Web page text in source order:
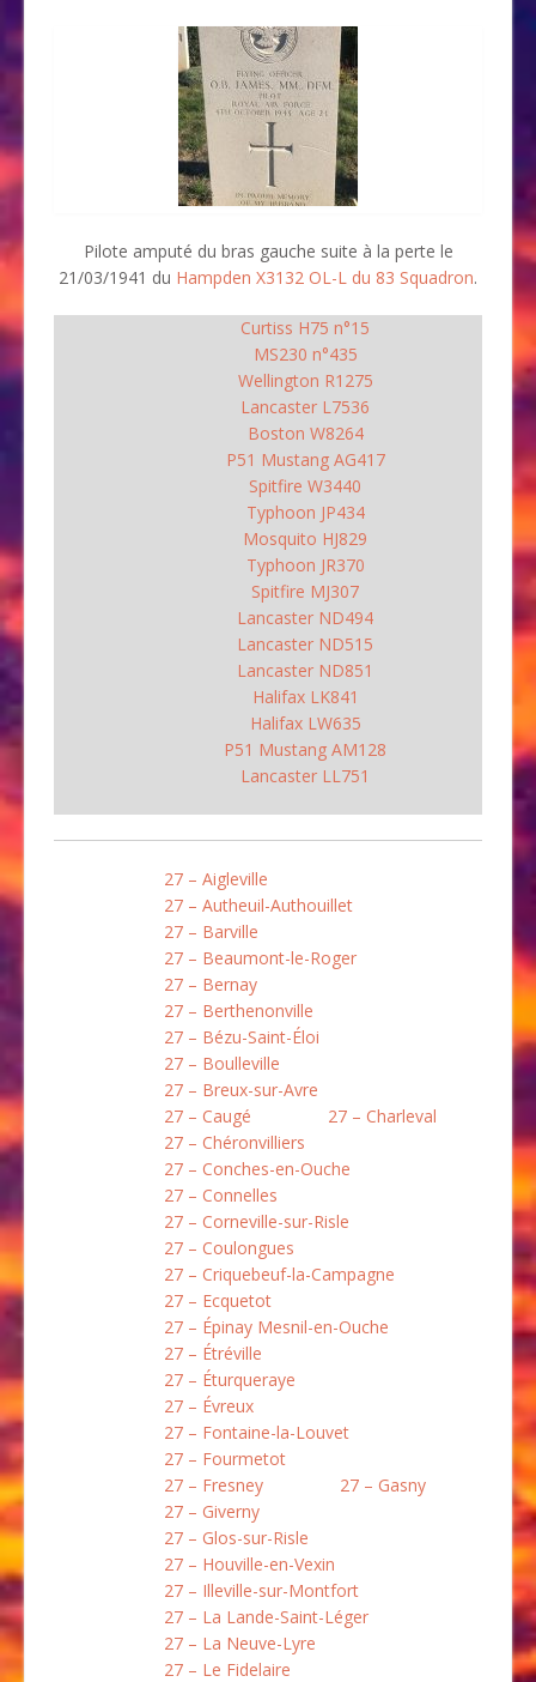
Pilote amputé du bras gauche suite à la perte le
21/03/1941 du Hampden X3132 OL-L du 83 Squadron.
Curtiss H75 n°15
MS230 n°435
Wellington R1275
Lancaster L7536
Boston W8264
P51 Mustang AG417
Spitfire W3440
Typhoon JP434
Mosquito HJ829
Typhoon JR370
Spitfire MJ307
Lancaster ND494
Lancaster ND515
Lancaster ND851
Halifax LK841
Halifax LW635
P51 Mustang AM128
Lancaster LL751
27 – Aigleville
27 – Autheuil-Authouillet
27 – Barville
27 – Beaumont-le-Roger
27 – Bernay
27 – Berthenonville
27 – Bézu-Saint-Éloi
27 – Boulleville
27 – Breux-sur-Avre
27 – Caugé
27 – Charleval
27 – Chéronvilliers
27 – Conches-en-Ouche
27 – Connelles
27 – Corneville-sur-Risle
27 – Coulongues
27 – Criquebeuf-la-Campagne
27 – Ecquetot
27 – Épinay Mesnil-en-Ouche
27 – Étréville
27 – Éturqueraye
27 – Évreux
27 – Fontaine-la-Louvet
27 – Fourmetot
27 – Fresney
27 – Gasny
27 – Giverny
27 – Glos-sur-Risle
27 – Houville-en-Vexin
27 – Illeville-sur-Montfort
27 – La Lande-Saint-Léger
27 – La Neuve-Lyre
27 – Le Fidelaire